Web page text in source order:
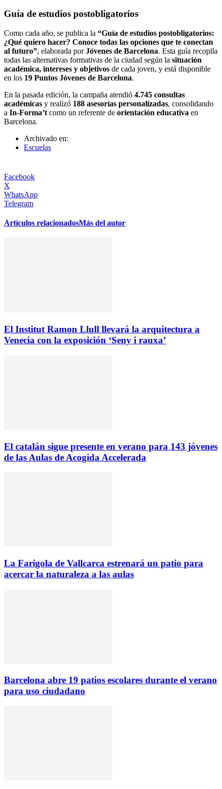
Guía de estudios postobligatorios
Como cada año, se publica la “Guía de estudios postobligatorios:
¿Qué quiero hacer? Conoce todas las opciones que te conectan
al futuro”, elaborada porJóvenes de Barcelona. Esta guía recopila
todas las alternativas formativas de la ciudad según la situación
académica, intereses y objetivos de cada joven, y está disponible
en los 19 Puntos Jóvenes de Barcelona.
En la pasada edición, la campaña atendió 4.745 consultas
académicas y realizó 188 asesorías personalizadas, consolidando
a In-Forma’t como un referente de orientación educativa en
Barcelona.
Archivado en:
Escuelas
Facebook
X
WhatsApp
Telegram
Artículos relacionadosMás del autor
El Institut Ramon Llull llevará la arquitectura a
Venecia con la exposición ‘Seny i rauxa’
El catalán sigue presente en verano para 143 jóvenes
de las Aulas de Acogida Accelerada
La Farigola de Vallcarca estrenará un patio para
acercar la naturaleza a las aulas
Barcelona abre 19 patios escolares durante el verano
para uso ciudadano